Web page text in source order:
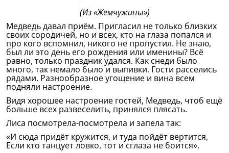
(Из «Жемчужины»)
Медведь давал приём. Пригласил не только близких
своих сородичей, но и всех, кто на глаза попался и
про кого вспомнил, никого не пропустил. Не знаю,
был ли это день его рождения или именины? Всё
равно, только праздник удался. Как снеди было
много, так немало было и выпивки. Гости расселись
рядами. Разнообразное угощение и вина всем
подняли настроение.
Видя хорошее настроение гостей, Медведь, чтоб ещё
больше всех развеселить, принялся плясать.
Лиса посмотрела-посмотрела и запела так:
«И сюда придёт кружится, и туда пойдёт вертится,
Если кто танцует ловко, тот и сглаза не боится».